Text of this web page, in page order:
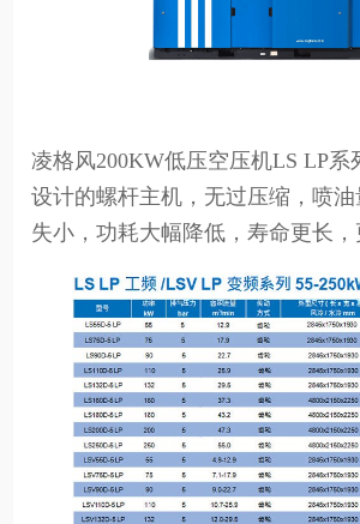
凌格风200KW低压空压机LS LP系
设计的螺杆主机，无过压缩，喷
失小，功耗大幅降低，寿命更长，